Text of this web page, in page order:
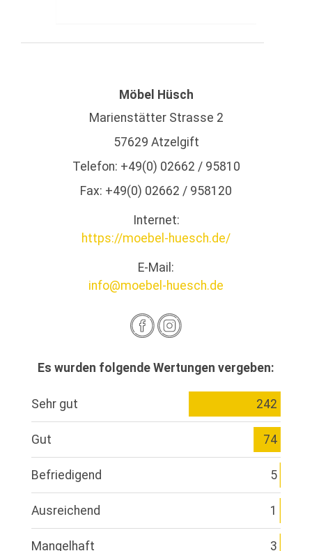
Möbel Hüsch
Marienstätter Strasse 2
57629 Atzelgift
Telefon: +49(0) 02662 / 95810
Fax: +49(0) 02662 / 958120
Internet:
https://moebel-huesch.de/
E-Mail:
info@moebel-huesch.de
Es wurden folgende Wertungen vergeben:
Sehr gut 242
Gut 74
Befriedigend 5
Ausreichend 1
Mangelhaft 3